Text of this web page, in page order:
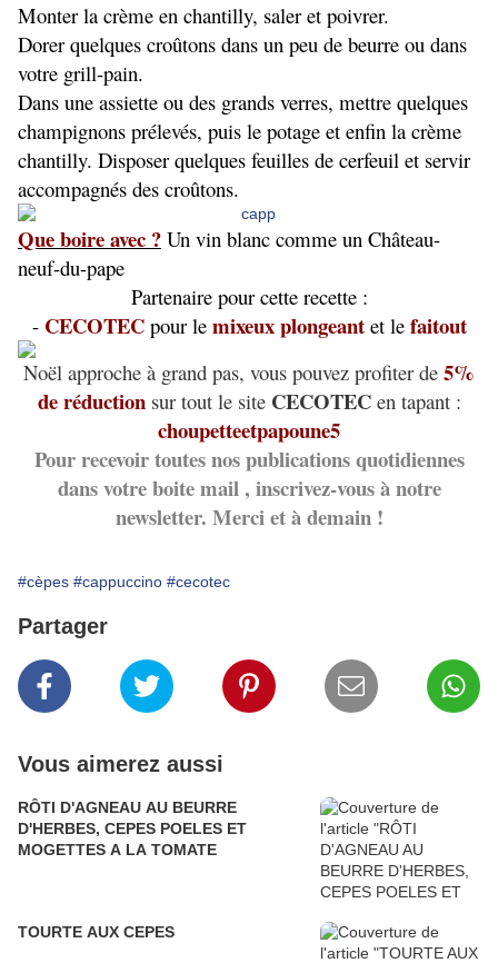
Monter la crème en chantilly, saler et poivrer.
Dorer quelques croûtons dans un peu de beurre ou dans
votre grill-pain.
Dans une assiette ou des grands verres, mettre quelques
champignons prélevés, puis le potage et enfin la crème
chantilly. Disposer quelques feuilles de cerfeuil et servir
accompagnés des croûtons.
Que boire avec ? Un vin blanc comme un Château-
neuf-du-pape
Partenaire pour cette recette :
- CECOTEC pour le mixeux plongeantet le faitout
Noël approche à grand pas, vous pouvez profiter de 5%
de réductionsur tout le siteCECOTECen tapant :
choupetteetpapoune5
Pour recevoir toutes nos publications quotidiennes
dans votre boite mail , inscrivez-vous à notre
newsletter. Merci et à demain !
#cèpes #cappuccino #cecotec
Partager
Vous aimerez aussi
RÔTI D'AGNEAU AU BEURRE
D'HERBES, CEPES POELES ET
MOGETTES A LA TOMATE
TOURTE AUX CEPES